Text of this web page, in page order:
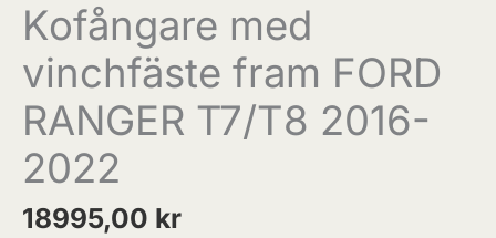
Kofångare med
vinchfäste fram FORD
RANGER T7/T8 2016-
2022
18995,00 kr